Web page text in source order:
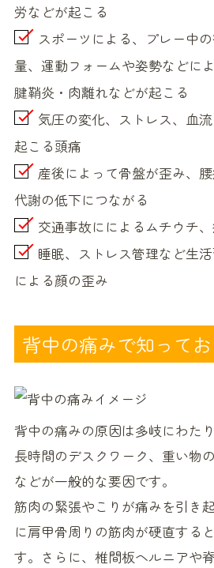
労などが起こる
スポーツによる、プレー中
量、運動フォームや姿勢などに
腱鞘炎・肉離れなどが起こる
気圧の変化、ストレス、血
起こる頭痛
産後によって骨盤が歪み、
代謝の低下につながる
交通事故にによるムチウチ
睡眠、ストレス管理など生
による顔の歪み
背中の痛みで知って
背中の痛みの原因は多岐にわた
長時間のデスクワーク、重い物
などが一般的な要因です。
筋肉の緊張やこりが痛みを引き
に肩甲骨周りの筋肉が硬直する
す。さらに、椎間板ヘルニアや